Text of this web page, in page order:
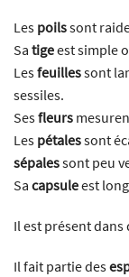
Les poilssont
Sa tigeest simple
Lesfeuillessont
sessiles.
Sesfleurs
Les pétalessont
sépalessont peu
Sa capsuleest
Il est présent dans
Il fait partie des